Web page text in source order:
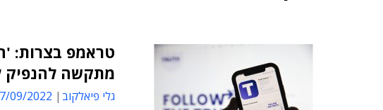
טראמפ בצרות:
מתקשה להנפיק
גלי פיאלקוב 09/2022 13:31